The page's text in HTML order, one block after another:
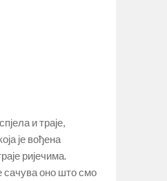
и траје,
је вођена
ријечима.
сачува оно што смо